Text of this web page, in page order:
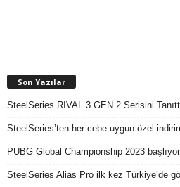
Son Yazılar
SteelSeries RIVAL 3 GEN 2 Serisini
SteelSeries’ten her cebe uygun özel
PUBG Global Championship 2023 başlıyor
SteelSeries Alias Pro ilk kez Türkiye’de